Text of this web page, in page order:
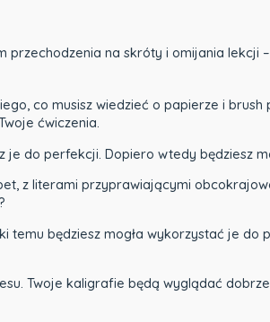
przechodzenia na skróty i omijania lekcji
co musisz wiedzieć o papierze i
ćwiczenia.
do perfekcji. Dopiero wtedy będziesz
z literami przyprawiającymi
temu będziesz mogła wykorzystać je do
Twoje kaligrafie będą wyglądać